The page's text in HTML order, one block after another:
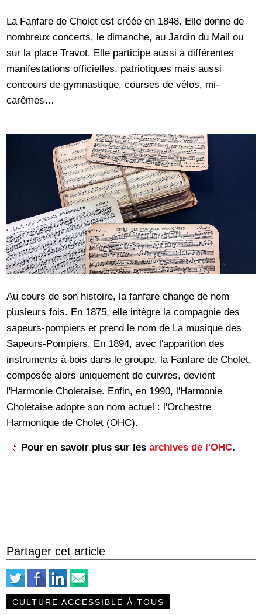
La Fanfare de Cholet est créée en 1848. Elle donne de
nombreux concerts, le dimanche, au Jardin du Mail ou
sur la place Travot. Elle participe aussi à différentes
manifestations officielles, patriotiques mais aussi
concours de gymnastique, courses de vélos, mi-
carêmes…
Au cours de son histoire, la fanfare change de nom
plusieurs fois. En 1875, elle intègre la compagnie des
sapeurs-pompiers et prend le nom de La musique des
Sapeurs-Pompiers. En 1894, avec l'apparition des
instruments à bois dans le groupe, la Fanfare de Cholet,
composée alors uniquement de cuivres, devient
l'Harmonie Choletaise. Enfin, en 1990, l'Harmonie
Choletaise adopte son nom actuel : l'Orchestre
Harmonique de Cholet (OHC).
Pour en savoir plus sur lesarchives de l'OHC.
Partager cet article
CULTURE ACCESSIBLE À TOUS